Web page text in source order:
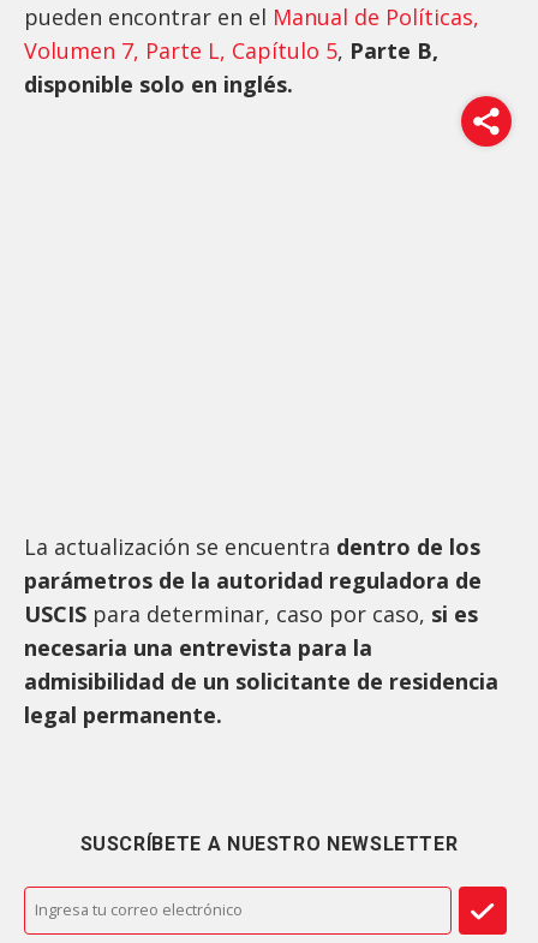
pueden encontrar en el Manual de Políticas,
Volumen 7, Parte L, Capítulo 5, Parte B,
disponible solo en inglés.
La actualización se encuentra dentro de los
parámetros de la autoridad reguladora de
USCIS para determinar, caso por caso, si es
necesaria una entrevista para la
admisibilidad de un solicitante de residencia
legal permanente.
SUSCRÍBETE A NUESTRO NEWSLETTER